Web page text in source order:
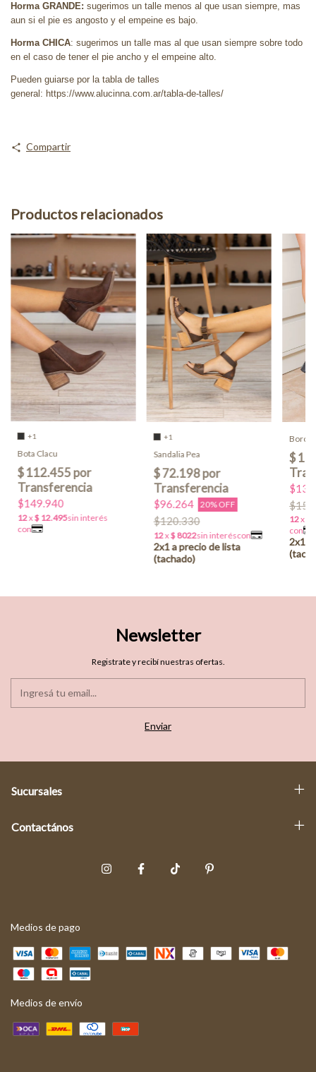
Horma GRANDE: sugerimos un talle menos al que usan siempre, mas
aun si el pie es angosto y el empeine es bajo.
Horma CHICA: sugerimos un talle mas al que usan siempre sobre todo
en el caso de tener el pie ancho y el empeine alto.
Pueden guiarse por la tabla de talles
general: https://www.alucinna.com.ar/tabla-de-talles/
Compartir
Productos relacionados
+1
Bota Clacu
$149.940
+1
Sandalia Pea
$96.264 20% OFF
$120.330
Newsletter
Registrate y recibí nuestras ofertas.
Sucursales
Contactános
Medios de pago
Medios de envío